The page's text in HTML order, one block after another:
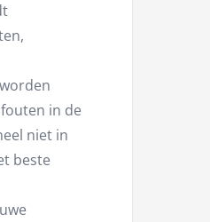
in de
niet in
beste